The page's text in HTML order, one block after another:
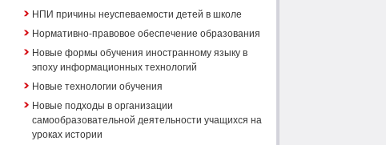
НПИ причины неуспеваемости детей в школе
Нормативно-правовое обеспечение образования
Новые формы обучения иностранному языку в
эпоху информационных технологий
Новые технологии обучения
Новые подходы в организации
самообразовательной деятельности учащихся на
уроках истории